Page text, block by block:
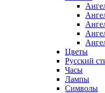
Цветы
Русский
Часы
Лампы
Символы